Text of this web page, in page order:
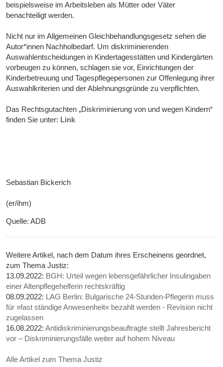
beispielsweise im Arbeitsleben als Mütter oder Väter
benachteiligt werden.
Nicht nur im Allgemeinen Gleichbehandlungsgesetz sehen die
Autor*innen Nachholbedarf. Um diskriminierenden
Auswahlentscheidungen in Kindertagesstätten und Kindergärten
vorbeugen zu können, schlagen sie vor, Einrichtungen der
Kinderbetreuung und Tagespflegepersonen zur Offenlegung ihrer
Auswahlkriterien und der Ablehnungsgründe zu verpflichten.
Das Rechtsgutachten „Diskriminierung von und wegen Kindern“
finden Sie unter: Link
Sebastian Bickerich
(er/ihm)
Quelle: ADB
Weitere Artikel, nach dem Datum ihres Erscheinens geordnet,
zum Thema Justiz:
13.09.2022: BGH: Urteil wegen lebensgefährlicher Insulingaben
einer Altenpflegehelferin rechtskräftig
08.09.2022: LAG Berlin: Bulgarische 24-Stunden-Pflegerin muss
für »fast ständige Anwesenheit« bezahlt werden - Revision nicht
zugelassen
16.08.2022:Antidiskriminierungsbeauftragte stellt Jahresbericht
vor – Diskriminierungsfälle weiter auf hohem Niveau
Alle Artikel zum Thema Justiz